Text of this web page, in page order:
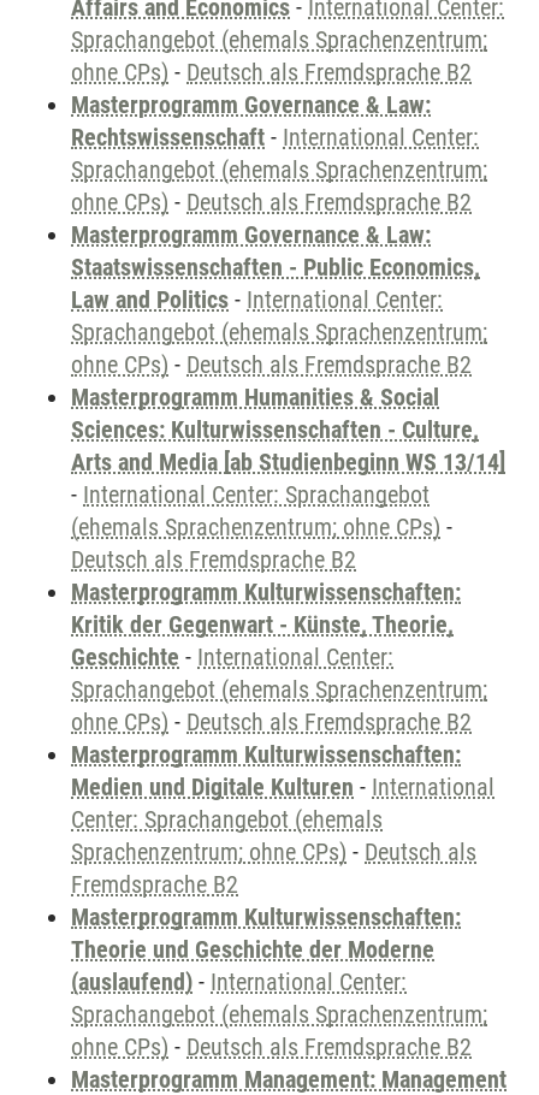
Affairs and Economics - International Center:
Sprachangebot (ehemals Sprachenzentrum;
ohne CPs) - Deutsch als Fremdsprache B2
Masterprogramm Governance & Law:
Rechtswissenschaft - International Center:
Sprachangebot (ehemals Sprachenzentrum;
ohne CPs) - Deutsch als Fremdsprache B2
Masterprogramm Governance & Law:
Staatswissenschaften - Public Economics,
Law and Politics - International Center:
Sprachangebot (ehemals Sprachenzentrum;
ohne CPs) - Deutsch als Fremdsprache B2
Masterprogramm Humanities & Social
Sciences: Kulturwissenschaften - Culture,
Arts and Media [ab Studienbeginn WS 13/14]
- International Center: Sprachangebot
(ehemals Sprachenzentrum; ohne CPs) -
Deutsch als Fremdsprache B2
Masterprogramm Kulturwissenschaften:
Kritik der Gegenwart - Künste, Theorie,
Geschichte - International Center:
Sprachangebot (ehemals Sprachenzentrum;
ohne CPs) - Deutsch als Fremdsprache B2
Masterprogramm Kulturwissenschaften:
Medien und Digitale Kulturen - International
Center: Sprachangebot (ehemals
Sprachenzentrum; ohne CPs) - Deutsch als
Fremdsprache B2
Masterprogramm Kulturwissenschaften:
Theorie und Geschichte der Moderne
(auslaufend) - International Center:
Sprachangebot (ehemals Sprachenzentrum;
ohne CPs) - Deutsch als Fremdsprache B2
Masterprogramm Management: Management